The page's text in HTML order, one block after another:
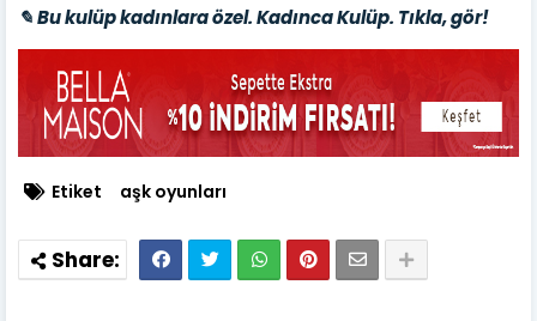
✎ Bu kulüp kadınlara özel. Kadınca Kulüp. Tıkla, gör!
Etiket aşk oyunları